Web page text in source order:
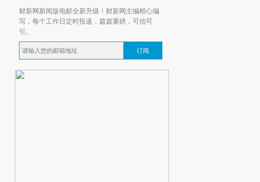
财新网新闻版电邮全新升级！财新网主编精心编
写，每个工作日定时投递，篇篇重磅，可信可
引。
订阅